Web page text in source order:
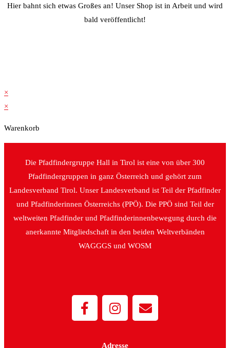
Hier bahnt sich etwas Großes an! Unser Shop ist in Arbeit und wird
bald veröffentlicht!
×
×
Warenkorb
Die Pfadfindergruppe Hall in Tirol ist eine von über 300
Pfadfindergruppen in ganz Österreich und gehört zum
Landesverband Tirol. Unser Landesverband ist Teil der Pfadfinder
und Pfadfinderinnen Österreichs (PPÖ). Die PPÖ sind Teil der
weltweiten Pfadfinder und Pfadfinderinnenbewegung durch die
anerkannte Mitgliedschaft in den beiden Weltverbänden
WAGGGS und WOSM
Adresse